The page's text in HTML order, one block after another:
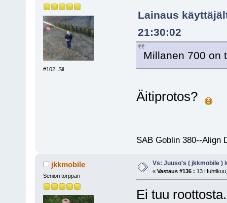
#102, Sil
Lainaus
21:30:02
Millanen 700 on
Äitiprotos?
SAB Goblin 380--Align
jkkmobile
Seniori torppari
Vs: Juuso's ( jkkmobile )
« Vastaus #136 : 13
Ei tuu